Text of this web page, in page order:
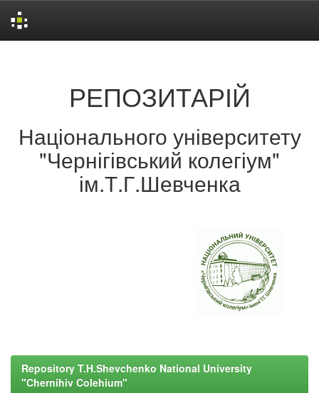
РЕПОЗИТАРІЙ
Національного університету
"Чернігівський колегіум"
ім.Т.Г.Шевченка
Repository T.H.Shevchenko National University
"Chernihiv Colehium"